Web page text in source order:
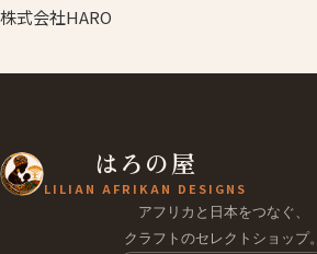
株式会社HARO
はろの屋
LILIAN AFRIKAN DESIGNS
アフリカと日本をつなぐ、
クラフトのセレクトショップ。